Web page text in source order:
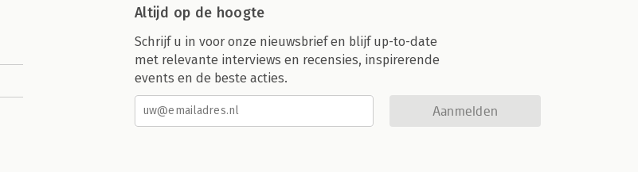
Altijd op de hoogte
Schrijf u in voor onze nieuwsbrief en blijf up-to-date
met relevante interviews en recensies, inspirerende
events en de beste acties.
Aanmelden